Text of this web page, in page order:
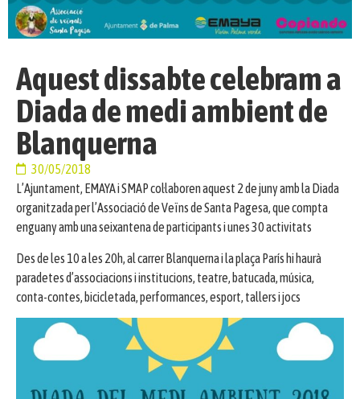
Aquest dissabte celebram a
Diada de medi ambient de
Blanquerna
30/05/2018
L’Ajuntament, EMAYA i SMAP col·laboren aquest 2 de juny amb la Diada
organitzada per l’Associació de Veïns de Santa Pagesa, que compta
enguany amb una seixantena de participants i unes 30 activitats
Des de les 10 a les 20h, al carrer Blanquerna i la plaça París hi haurà
paradetes d’associacions i institucions, teatre, batucada, música,
conta-contes, bicicletada, performances, esport, tallers i jocs